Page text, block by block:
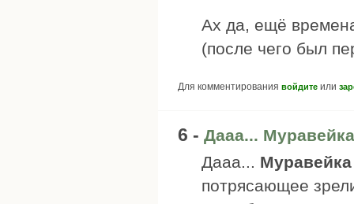
Ах да, ещё
(после чего был
Для комментирования войдите или
6 - Дааа...
Дааа... Муравейка
потрясающее